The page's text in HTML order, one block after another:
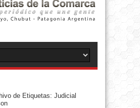
de Etiquetas: Judicial